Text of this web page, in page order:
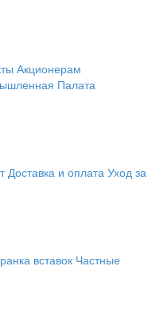
Акционерам
Палата
Доставка и оплата Уход за
вставок Частные